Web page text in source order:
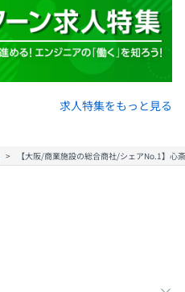
求人特集をもっと見る
【大阪/商業施設の総合商社/シェアNo.1】